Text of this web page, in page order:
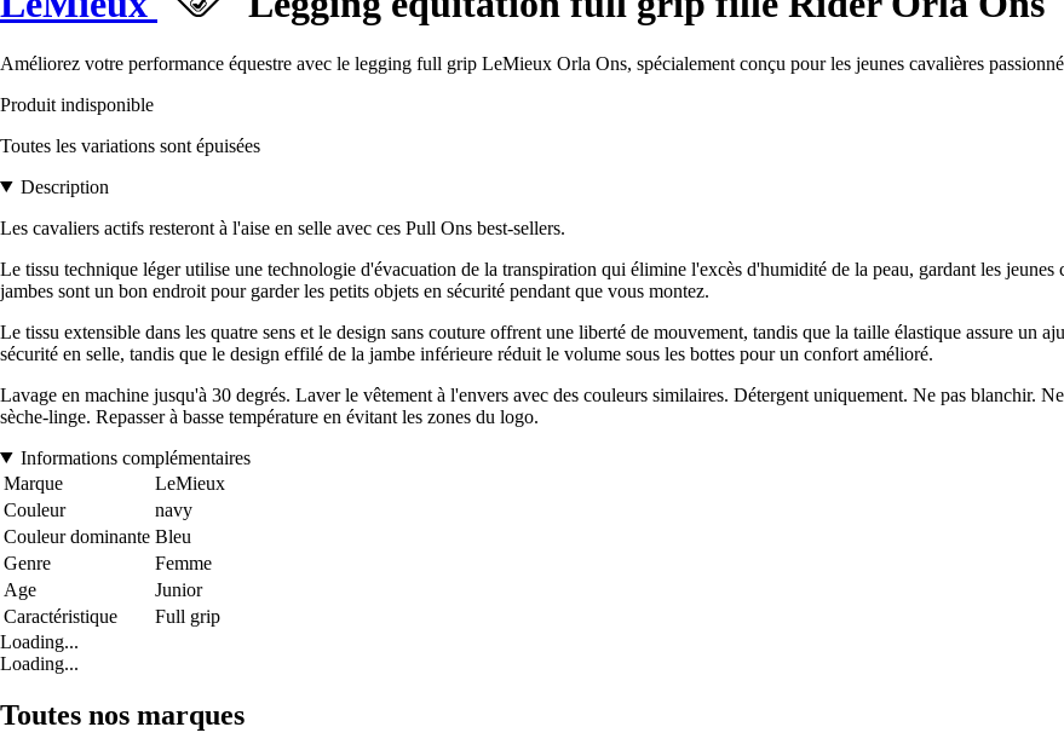
Améliorez votre performance équestre avec le legging full grip LeMieux Orla Ons, spécialement conçu pour les jeunes cavalières
Produit indisponible
Toutes les variations sont épuisées
Description
Les cavaliers actifs resteront à l'aise en selle avec ces Pull Ons best-sellers.
Le tissu technique léger utilise une technologie d'évacuation de la transpiration qui élimine l'excès d'humidité de la peau, gardant les jeunes
jambes sont un bon endroit pour garder les petits objets en sécurité pendant que vous montez.
Le tissu extensible dans les quatre sens et le design sans couture offrent une liberté de mouvement, tandis que la taille élastique assure un
sécurité en selle, tandis que le design effilé de la jambe inférieure réduit le volume sous les bottes pour un confort amélioré.
Lavage en machine jusqu'à 30 degrés. Laver le vêtement à l'envers avec des couleurs similaires. Détergent uniquement. Ne pas blanchir.
sèche-linge. Repasser à basse température en évitant les zones du logo.
Informations complémentaires
Marque
LeMieux
Couleur
navy
Couleur dominante Bleu
Genre
Femme
Age
Junior
Caractéristique
Full grip
Loading...
Loading...
Toutes nos marques